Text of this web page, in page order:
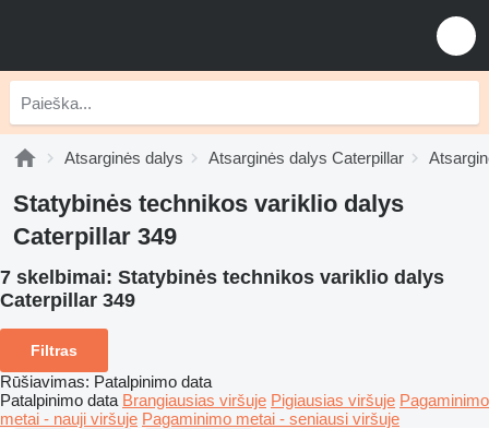
Atsarginės dalys Atsarginės dalys Caterpillar
Statybinės technikos variklio dalys
Caterpillar 349
7 skelbimai: Statybinės technikos variklio dalys
Caterpillar 349
Filtras
Rūšiavimas: Patalpinimo data
Patalpinimo data Brangiausias viršuje Pigiausias viršuje Pagaminimo
metai - nauji viršuje Pagaminimo metai - seniausi viršuje